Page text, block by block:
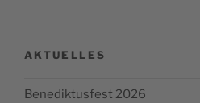
AKTUELLES
Benediktusfest 2026